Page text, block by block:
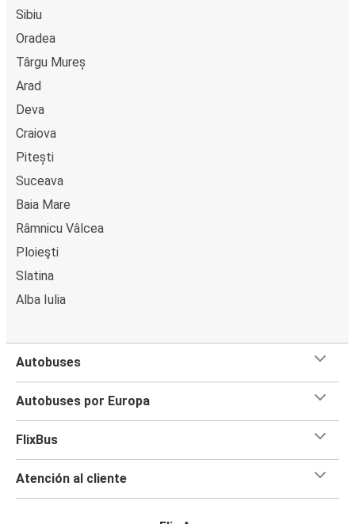
Sibiu
Oradea
Târgu Mureș
Arad
Deva
Craiova
Pitești
Suceava
Baia Mare
Râmnicu Vâlcea
Ploieşti
Slatina
Alba Iulia
Autobuses
Autobuses por Europa
FlixBus
Atención al cliente